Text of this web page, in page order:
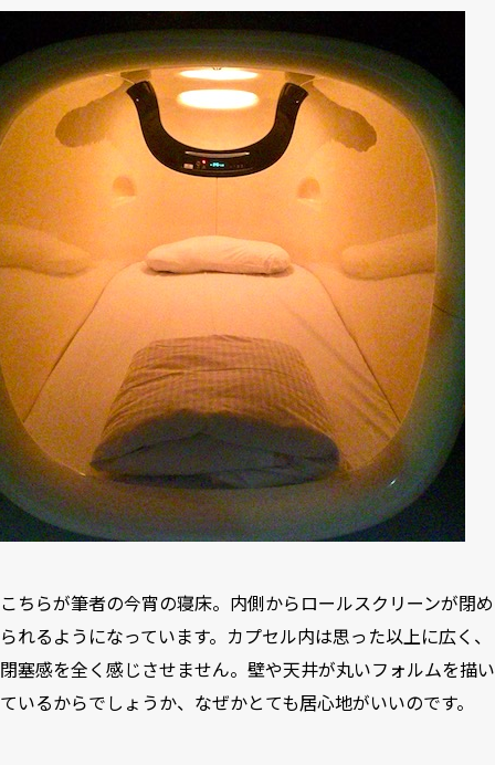
こちらが筆者の今宵の寝床。内側からロールスクリーンが閉め
られるようになっています。カプセル内は思った以上に広く、
閉塞感を全く感じさせません。壁や天井が丸いフォルムを描い
ているからでしょうか、なぜかとても居心地がいいのです。